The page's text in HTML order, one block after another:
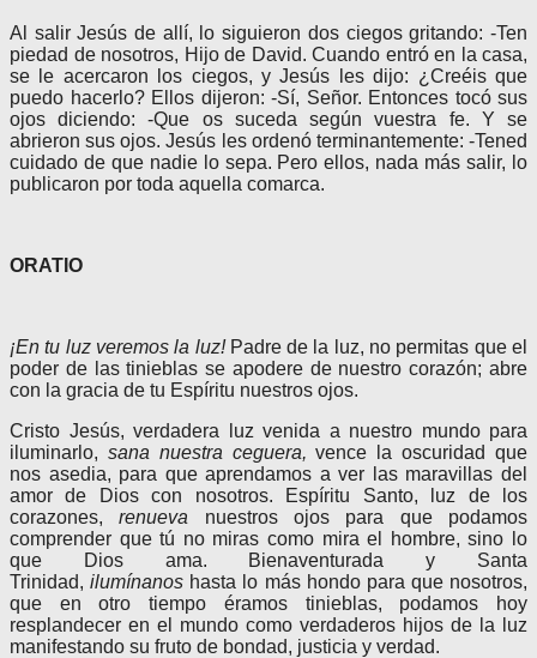
Al salir Jesús de allí, lo siguieron dos ciegos gritando: -Ten
piedad de nosotros, Hijo de David. Cuando entró en la casa,
se le acercaron los ciegos, y Jesús les dijo: ¿Creéis que
puedo hacerlo? Ellos dijeron: -Sí, Señor. Entonces tocó sus
ojos diciendo: -Que os suceda según vuestra fe. Y se
abrieron sus ojos. Jesús les ordenó terminantemente: -Tened
cuidado de que nadie lo sepa. Pero ellos, nada más salir, lo
publicaron por toda aquella comarca.
ORATIO
¡En tu luz veremos la luz! Padre de la luz, no permitas que el
poder de las tinieblas se apodere de nuestro corazón; abre
con la gracia de tu Espíritu nuestros ojos.
Cristo Jesús, verdadera luz venida a nuestro mundo para
iluminarlo, sana nuestra ceguera,vence la oscuridad que
nos asedia, para que aprendamos a ver las maravillas del
amor de Dios con nosotros. Espíritu Santo, luz de los
corazones,renueva nuestros ojos para que podamos
comprender que tú no miras como mira el hombre, sino lo
que Dios ama. Bienaventurada y Santa
Trinidad,ilumínanos hasta lo más hondo para que nosotros,
que en otro tiempo éramos tinieblas, podamos hoy
resplandecer en el mundo como verdaderos hijos de la luz
manifestando su fruto de bondad, justicia y verdad.